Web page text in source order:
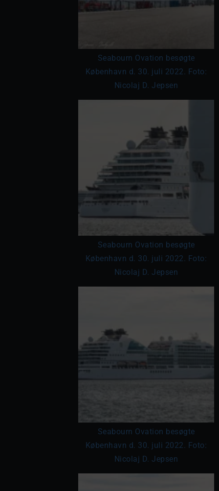
Seabourn Ovation besøgte
København d. 30. juli 2022. Foto:
Nicolaj D. Jepsen
Seabourn Ovation besøgte
København d. 30. juli 2022. Foto:
Nicolaj D. Jepsen
Seabourn Ovation besøgte
København d. 30. juli 2022. Foto:
Nicolaj D. Jepsen